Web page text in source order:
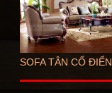
SOFA TÂN CỔ